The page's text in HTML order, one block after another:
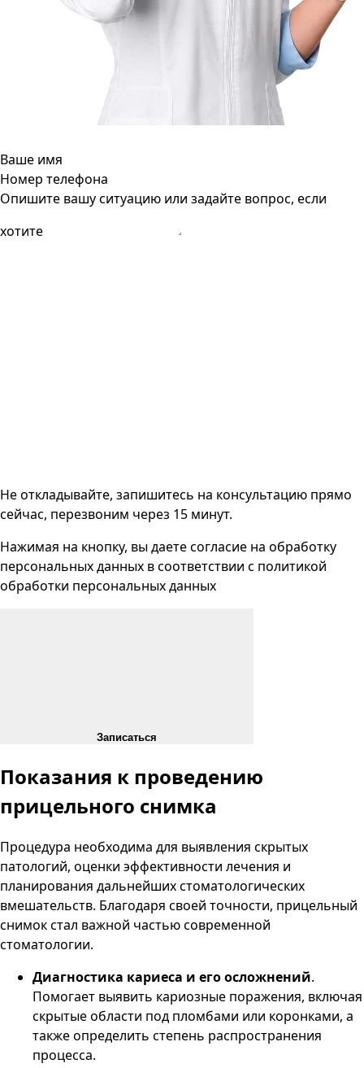
Ваше имя
Номер телефона
Опишите вашу ситуацию или задайте вопрос, если
хотите
Не откладывайте, запишитесь на консультацию прямо
сейчас, перезвоним через 15 минут.
Нажимая на кнопку, вы даете согласие на обработку
персональных данных в соответствии с политикой
обработки персональных данных
Записаться
Показания к проведению
прицельного снимка
Процедура необходима для выявления скрытых
патологий, оценки эффективности лечения и
планирования дальнейших стоматологических
вмешательств. Благодаря своей точности, прицельный
снимок стал важной частью современной
стоматологии.
Диагностика кариеса и его осложнений.
Помогает выявить кариозные поражения, включая
скрытые области под пломбами или коронками, а
также определить степень распространения
процесса.